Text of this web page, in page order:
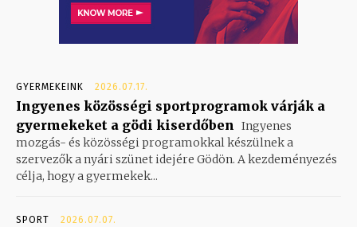
GYERMEKEINK 2026.07.17.
Ingyenes közösségi sportprogramok várják a
gyermekeket a gödi kiserdőben Ingyenes
mozgás- és közösségi programokkal készülnek a
szervezők a nyári szünet idejére Gödön. A kezdeményezés
célja, hogy a gyermekek...
SPORT 2026.07.07.